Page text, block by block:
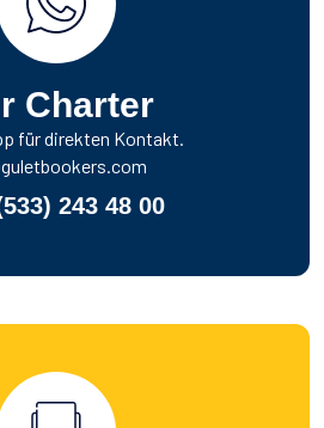
Charter
für direkten Kontakt.
243 48 00